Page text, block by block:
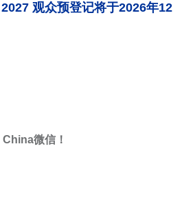
观众预登记将于2026年12
微信！